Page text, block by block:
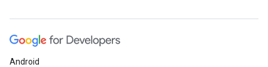
Android